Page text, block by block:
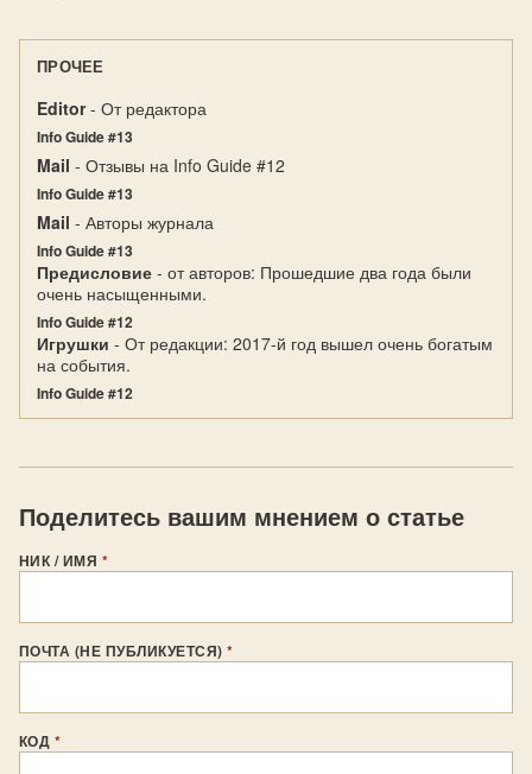
ПРОЧЕЕ
Editor- От редактора
Info Guide #13
Mail - Отзывы на Info Guide #12
Info Guide #13
Mail - Авторы журнала
Info Guide #13
Предисловие - от авторов: Прошедшие два года были
очень насыщенными.
Info Guide #12
Игрушки - От редакции: 2017-й год вышел очень богатым
на события.
Info Guide #12
Поделитесь вашим мнением о статье
НИК / ИМЯ *
ПОЧТА (НЕ ПУБЛИКУЕТСЯ)*
КОД *